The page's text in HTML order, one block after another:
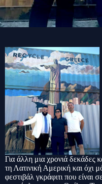
Για άλλη μια χρονιά δεκάδες
τη Λατινική Αμερική και όχι
φεστιβάλ γκράφιτι που είναι